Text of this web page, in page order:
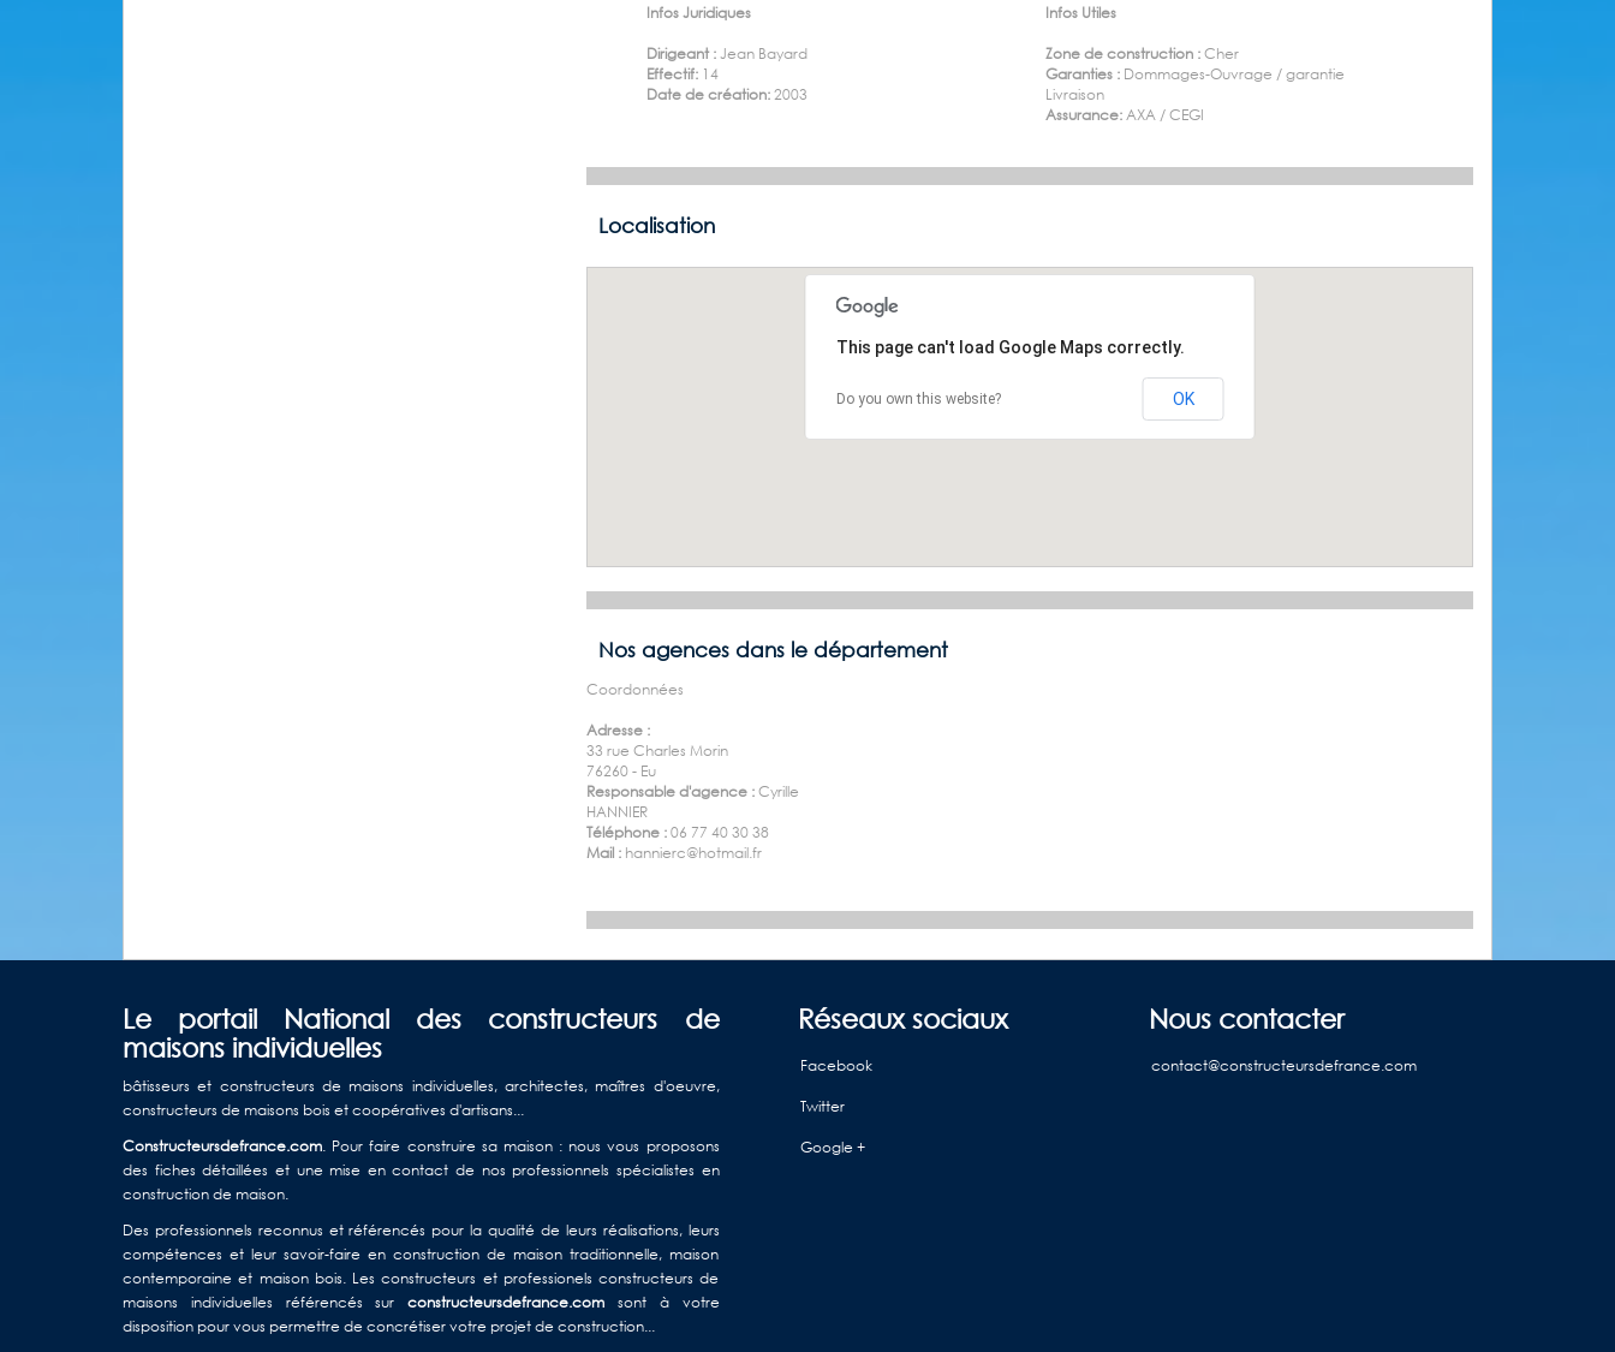
Infos Juridiques
Dirigeant :Jean Bayard
Effectif: 14
Date de création:2003
Infos Utiles
Zone de construction :Cher
Garanties : Dommages-Ouvrage / garantie
Livraison
Assurance:AXA / CEGI
Localisation
This page can't load Google Maps correctly.
Do you own this website? OK
Nos agences dans le département
Coordonnées
Adresse :
33 rue Charles Morin
76260 - Eu
Responsable d'agence :Cyrille
HANNIER
Téléphone :06 77 40 30 38
Mail : hannierc@hotmail.fr
Le portail National des constructeurs de
maisons individuelles
bâtisseurs et constructeurs de maisons individuelles, architectes, maîtres d'oeuvre,
constructeurs de maisons bois et coopératives d'artisans...
Constructeursdefrance.com. Pour faire construire sa maison : nous vous proposons
des fiches détaillées et une mise en contact de nos professionnels spécialistes en
construction de maison.
Des professionnels reconnus et référencés pour la qualité de leurs réalisations, leurs
compétences et leur savoir-faire en construction de maison traditionnelle, maison
contemporaine et maison bois. Les constructeurs et professionels constructeurs de
maisons individuelles référencés surconstructeursdefrance.com sont à votre
disposition pour vous permettre de concrétiser votre projet de construction...
Réseaux sociaux
Facebook
Twitter
Google +
Nous contacter
contact@constructeursdefrance.com